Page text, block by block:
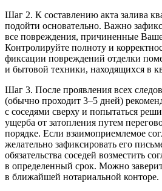
Шаг 2. К составлению акта залива
подойти основательно. Важно
все повреждения, причиненные
Контролируйте полноту и
фиксации повреждений отделки
и бытовой техники, находящихся в
Шаг 3. После проявления всех
(обычно проходит 3–5 дней)
с соседями сверху и попытаться
ущерба от затопления путем
порядке. Если взаимоприемлемое
желательно зафиксировать его
обязательства соседей возместить
в определенный срок. Можно
в ближайшей нотариальной конторе.